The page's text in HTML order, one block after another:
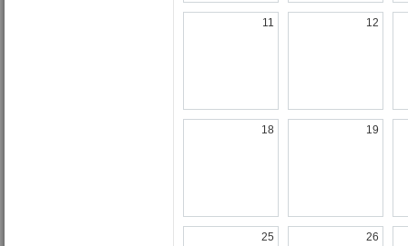
11 12
18 19
25 26